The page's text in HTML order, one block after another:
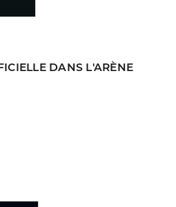
DANS L'ARÈNE